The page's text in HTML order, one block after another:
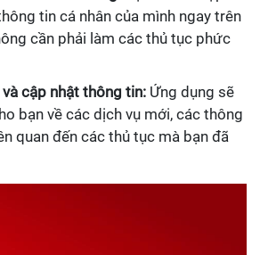
tin cá nhân của mình ngay trên
cần phải làm các thủ tục phức
cập nhật thông tin: Ứng dụng sẽ
bạn về các dịch vụ mới, các thông
quan đến các thủ tục mà bạn đã